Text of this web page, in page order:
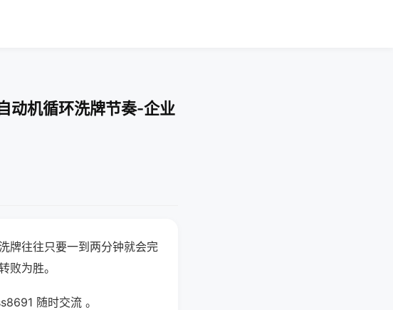
动机循环洗牌节奏-企业
牌往往只要一到两分钟就会完
败为胜。
随时交流 。